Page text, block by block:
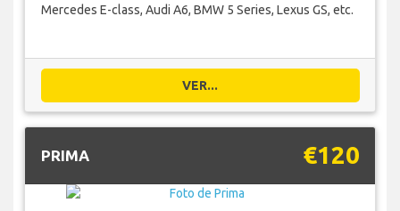
Mercedes E-class, Audi A6, BMW 5 Series, Lexus GS, etc.
VER...
PRIMA €120